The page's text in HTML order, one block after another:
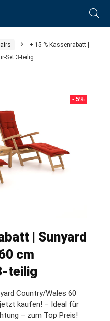
+ 15 % Kassenrabatt |
Set 3-teilig
- 5%
| Sunyard
cm
teilig
Country/Wales 60
kaufen! – Ideal für
– zum Top Preis!